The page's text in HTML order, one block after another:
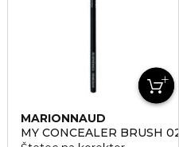
MARIONNAUD
ACCESSORIES
MY CONCEALER BRUSH 02